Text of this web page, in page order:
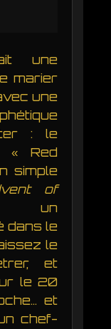
une
marier
une
: le
« Red
simple
of
un
dans le
le
et
le 20
et
chef-